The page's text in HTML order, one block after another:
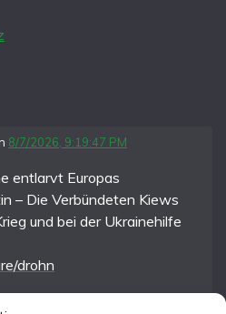
8/7/2026, 9:19:47 PM
entlarvt Europas
– Die Verbündeten Kiews
und bei der Ukrainehilfe
drohn